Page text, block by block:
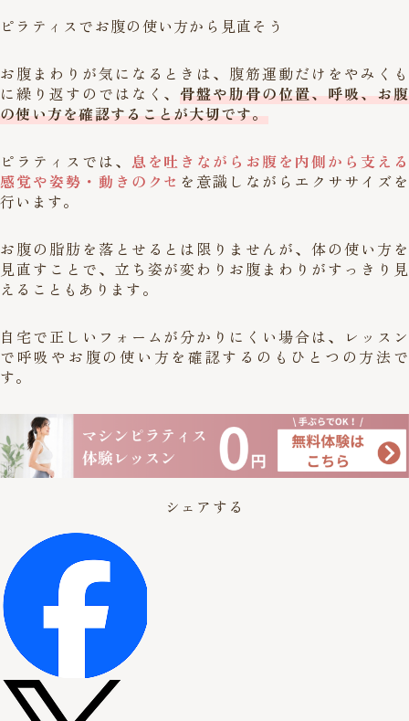
ピラティスでお腹の使い方から見直そう
お腹まわりが気になるときは、腹筋運動だけをやみくも
に繰り返すのではなく、 骨盤や肋骨の位置、呼吸、お腹
の使い方を確認することが大切です。
ピラティスでは、 息を吐きながらお腹を内側から支える
感覚や姿勢・動きのクセ を意識しながらエクササイズを
行います。
お腹の脂肪を落とせるとは限りませんが、体の使い方を
見直すことで、立ち姿が変わりお腹まわりがすっきり見
えることもあります。
自宅で正しいフォームが分かりにくい場合は、レッスン
で呼吸やお腹の使い方を確認するのもひとつの方法で
す。
シェアする